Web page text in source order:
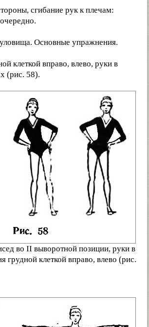
сгибание рук к плечам:
Основные упражнения.
клеткой вправо, влево, руки в
(рис. 58).
во II выворотной позиции, руки в
грудной клеткой вправо, влево (рис.